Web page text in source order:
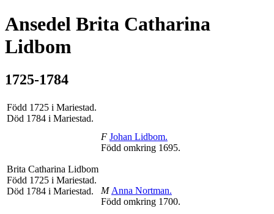
Ansedel Brita Catharina
Lidbom
1725-1784
Född 1725 i Mariestad.
Död 1784 i Mariestad.
Brita Catharina Lidbom
Född 1725 i Mariestad.
Död 1784 i Mariestad.
F Johan Lidbom.
Född omkring 1695.
M Anna Nortman.
Född omkring 1700.